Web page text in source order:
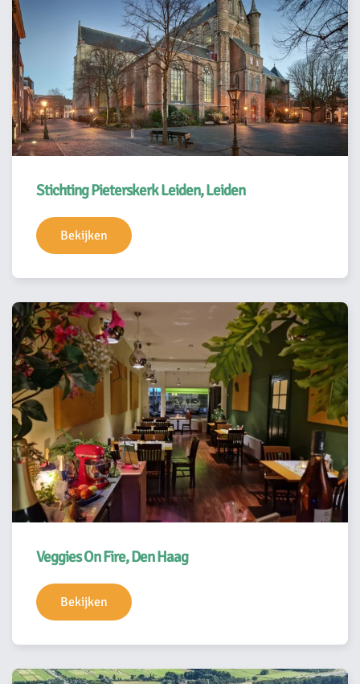
Stichting Pieterskerk Leiden, Leiden
Bekijken
Veggies On Fire, Den Haag
Bekijken